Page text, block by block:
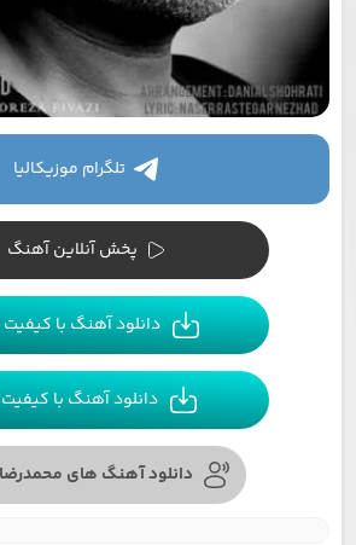
تلگرام موزیکالیا
پخش آنلاین آهنگ
دانلود آهنگ با کیفیت 320
دانلود آهنگ با کیفیت 128
دانلود آهنگ های